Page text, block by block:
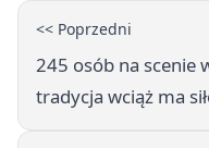
<< Poprzedni
245 osób na scenie
tradycja wciąż ma